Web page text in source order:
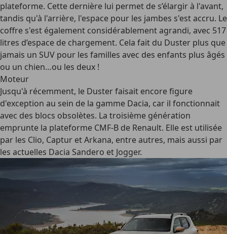
plateforme. Cette dernière lui permet de s’élargir à l'avant,
tandis qu'à l'arrière, l'espace pour les jambes s'est accru. Le
coffre s'est également considérablement agrandi, avec 517
litres d’espace de chargement. Cela fait du Duster plus que
jamais un SUV pour les familles avec des enfants plus âgés
ou un chien…ou les deux !
Moteur
Jusqu'à récemment, le Duster faisait encore figure
d'exception au sein de la gamme Dacia, car il fonctionnait
avec des blocs obsolètes. La troisième génération
emprunte la plateforme CMF-B de Renault. Elle est utilisée
par les Clio, Captur et Arkana, entre autres, mais aussi par
les actuelles Dacia Sandero et Jogger.